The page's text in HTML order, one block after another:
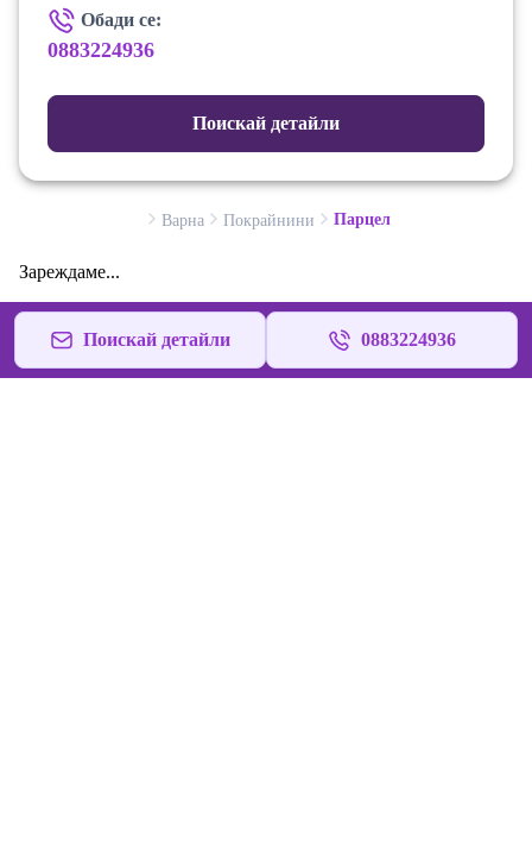
Обади се:
0883224936
Поискай детайли
Варна Покрайнини Парцел
Зареждаме...
Поискай детайли 0883224936